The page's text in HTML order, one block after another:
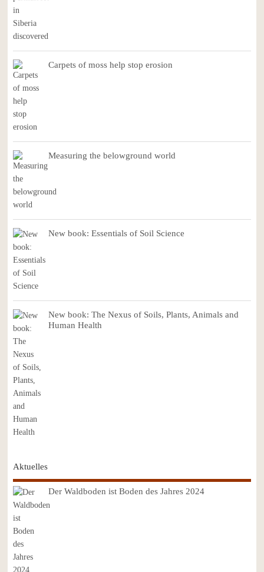
Carpets of moss help stop erosion
Measuring the belowground world
New book: Essentials of Soil Science
New book: The Nexus of Soils, Plants, Animals and
Human Health
Aktuelles
Der Waldboden ist Boden des Jahres 2024